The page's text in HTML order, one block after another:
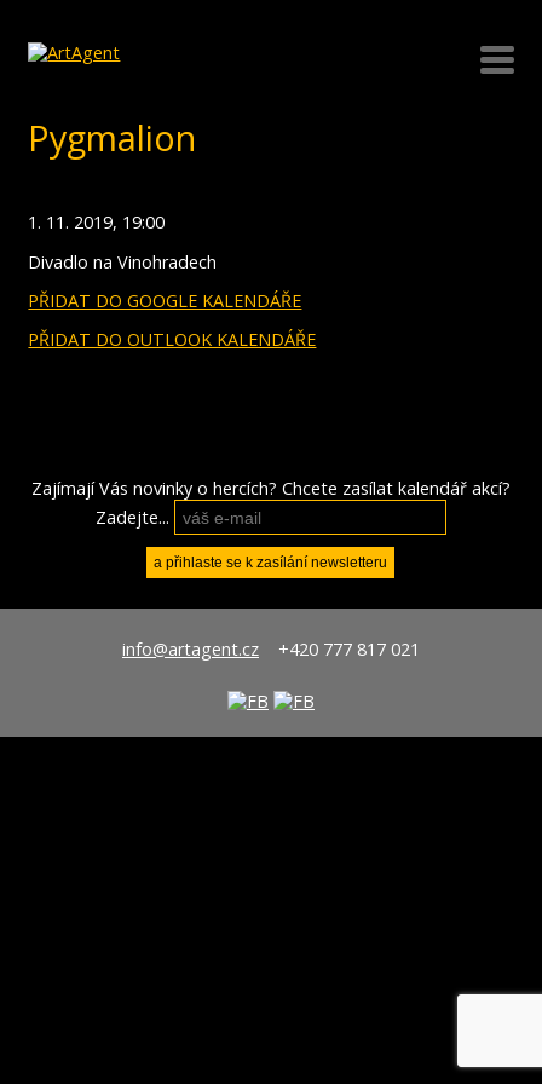
Pygmalion
1. 11. 2019, 19:00
Divadlo na Vinohradech
PŘIDAT DO GOOGLE KALENDÁŘE
PŘIDAT DO OUTLOOK KALENDÁŘE
Zajímají Vás novinky o hercích? Chcete zasílat kalendář akcí?
Zadejte...
info@artagent.cz+420 777 817 021